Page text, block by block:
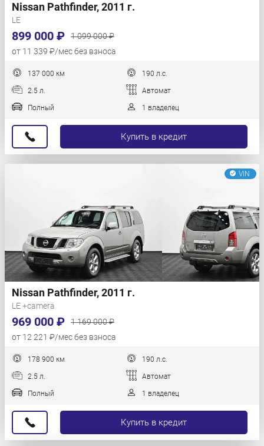
Nissan Pathfinder, 2011 г.
LE
899 000 ₽
1 099 000 ₽
от 11 339 ₽/мес без взноса
137 000 км 190 л.с.
2.5 л. Автомат
Полный 1 владелец
Купить в кредит
VIN
Nissan Pathfinder, 2011 г.
LE +camera
969 000 ₽
1 169 000 ₽
от 12 221 ₽/мес без взноса
178 900 км 190 л.с.
2.5 л. Автомат
Полный 1 владелец
Купить в кредит